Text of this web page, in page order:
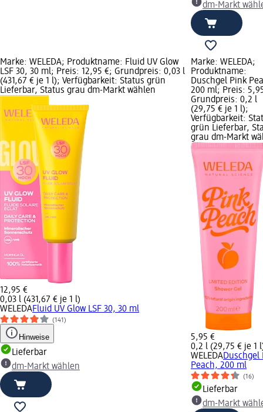
dm-Markt
Marke: WELEDA; Produktname: Fluid UV Glow
LSF 30, 30 ml; Preis: 12,95 €; Grundpreis: 0,03 l
(431,67 € je 1 l); Verfügbarkeit: Status grün
Lieferbar, Status grau dm-Markt wählen
12,95 €
0,03 l (431,67 € je 1 l)
WELEDAFluid UV Glow LSF 30, 30 ml
(141)
Hinweise
Lieferbar
dm-Markt wählen
Marke: WELEDA;
Produktname:
Duschgel Pink
200 ml; Preis:
Grundpreis: 0,2 l
(29,75 € je 1 l);
Verfügbarkeit:
grün Lieferbar,
grau dm-Markt
5,95 €
0,2 l (29,75 € je 1
WELEDADuschgel
Peach, 200 ml
(16)
Lieferbar
dm-Markt